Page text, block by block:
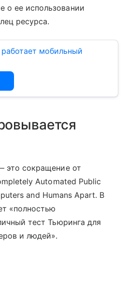
о ее использовании
ресурса.
мобильный
это сокращение от
Automated Public
and Humans Apart. В
«полностью
тест Тьюринга для
и людей».